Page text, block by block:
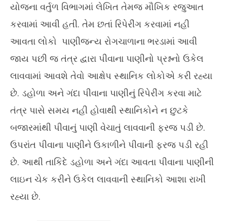
યોજના વર્તુળ વિભાગમાં લેખિત તેમજ મૌખિક રજુઆત
કરવામાં આવી હતી. તેમ છતાં રિપેરીંગ કરવામાં નહી
આવતા લોકો પાણીજન્ય રોગચાળાના ભરડામાં આવી
જાય પછી જ તંત્ર દ્વારા પીવાના પાણીનો પ્રશ્નનો ઉકેલ
લાવવામાં આવશે તેવો આક્ષેપ સ્થાનિક લોકોએ કરી રહ્યા
છે. ડહોળા અને ગંદા પીવાના પાણીનું રિપેરીંગ કરવા માટે
તંત્ર પાસે સમય નહી હોવાથી સ્થાનિકોને ન છુટકે
બજારમાંથી પીવાનું પાણી વેચાતું લાવવાની ફરજ પડી છે.
ઉપરાંત પીવાના પાણીને ઉકાળીને પીવાની ફરજ પડી રહી
છે. આથી તાકિદે ડહોળા અને ગંદા આવતા પીવાના પાણીની
લાઇન ચેક કરીને ઉકેલ લાવવાની સ્થાનિકો આશા રાખી
રહ્યા છે.